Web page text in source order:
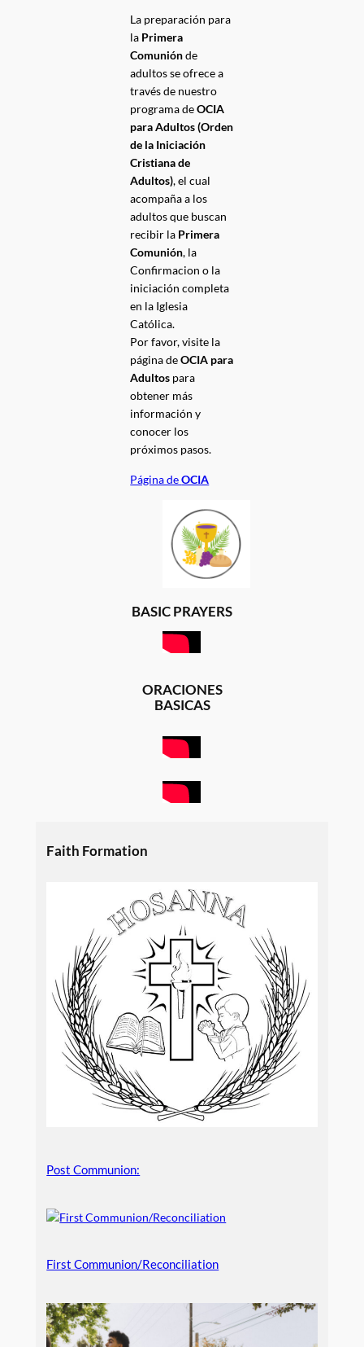
La preparación para
la Primera
Comuniónde
adultos se ofrece a
través de nuestro
programa deOCIA
para Adultos (Orden
de la Iniciación
Cristiana de
Adultos), el cual
acompaña a los
adultos que buscan
recibir la Primera
Comunión, la
Confirmacion o la
iniciación completa
en la Iglesia
Católica.
Por favor, visite la
página deOCIA para
Adultos para
obtener más
información y
conocer los
próximos pasos.
Página deOCIA
BASIC PRAYERS
ORACIONES
BASICAS
Faith Formation
Post Communion:
First Communion/Reconciliation